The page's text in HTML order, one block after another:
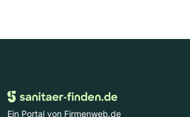
Ein Portal von Firmenweb.de